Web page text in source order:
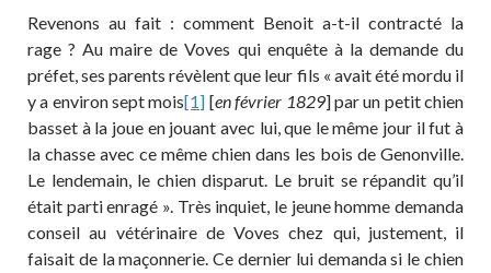
Revenons au fait : comment Benoit a-t-il contracté la
rage ? Au maire de Voves qui enquête à la demande du
préfet, ses parents révèlent que leur fils « avait été mordu il
y a environ sept mois[1] [en février 1829] par un petit chien
basset à la joue en jouant avec lui, que le même jour il fut à
la chasse avec ce même chien dans les bois de Genonville.
Le lendemain, le chien disparut. Le bruit se répandit qu’il
était parti enragé ». Très inquiet, le jeune homme demanda
conseil au vétérinaire de Voves chez qui, justement, il
faisait de la maçonnerie. Ce dernier lui demanda si le chien